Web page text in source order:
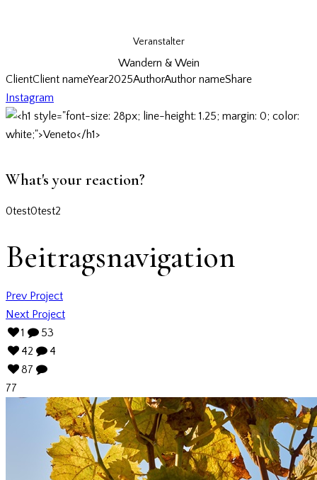
Veranstalter
Wandern & Wein
ClientClient nameYear2025AuthorAuthor nameShare
Instagram
What's your reaction?
0test0test2
Beitragsnavigation
Prev Project
Next Project
1
53
42
4
87
77